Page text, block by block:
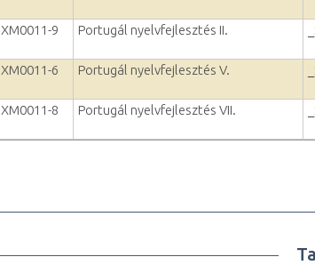
XM0011-9
Portugál nyelvfejlesztés II.
XM0011-6
Portugál nyelvfejlesztés V.
XM0011-8
Portugál nyelvfejlesztés VII.